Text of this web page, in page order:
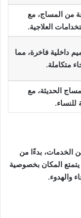
من المساج، مع
العلاجية.
داخلية فاخرة، مما
متكاملة.
الحديثة، مع
للنساء.
الخدمات، بدءًا من
المكان بخصوصية
والهدوء.